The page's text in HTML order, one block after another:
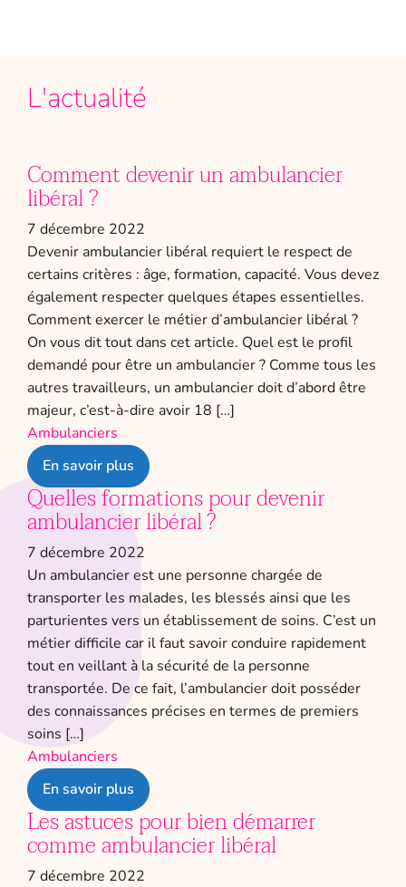
L'actualité
Comment devenir un ambulancier
libéral ?
7 décembre 2022
Devenir ambulancier libéral requiert le respect de
certains critères : âge, formation, capacité. Vous devez
également respecter quelques étapes essentielles.
Comment exercer le métier d’ambulancier libéral ?
On vous dit tout dans cet article. Quel est le profil
demandé pour être un ambulancier ? Comme tous les
autres travailleurs, un ambulancier doit d’abord être
majeur, c’est-à-dire avoir 18 […]
Ambulanciers
En savoir plus
Quelles formations pour devenir
ambulancier libéral ?
7 décembre 2022
Un ambulancier est une personne chargée de
transporter les malades, les blessés ainsi que les
parturientes vers un établissement de soins. C’est un
métier difficile car il faut savoir conduire rapidement
tout en veillant à la sécurité de la personne
transportée. De ce fait, l’ambulancier doit posséder
des connaissances précises en termes de premiers
soins […]
Ambulanciers
En savoir plus
Les astuces pour bien démarrer
comme ambulancier libéral
7 décembre 2022